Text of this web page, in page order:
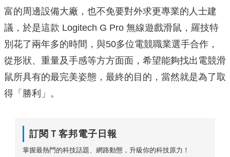
富的周邊設備大廠，也不免要對外求更專業的人士建
議，於是這款 Logitech G Pro 無線遊戲滑鼠，羅技特
別花了兩年多的時間，與50多位電競職業選手合作，
從形狀、重量及手感等方方面面，希望能夠找出電競滑
鼠所具有的最完美姿態，最終的目的，當然就是為了取
得「勝利」。
訂閱Ｔ客邦電子日報
掌握最熱門的科技話題、網路動態，升級你的科技原力！